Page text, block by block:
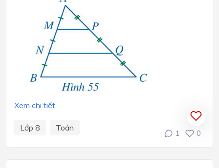
Xem chi tiết
Lớp 8 Toán
1 0